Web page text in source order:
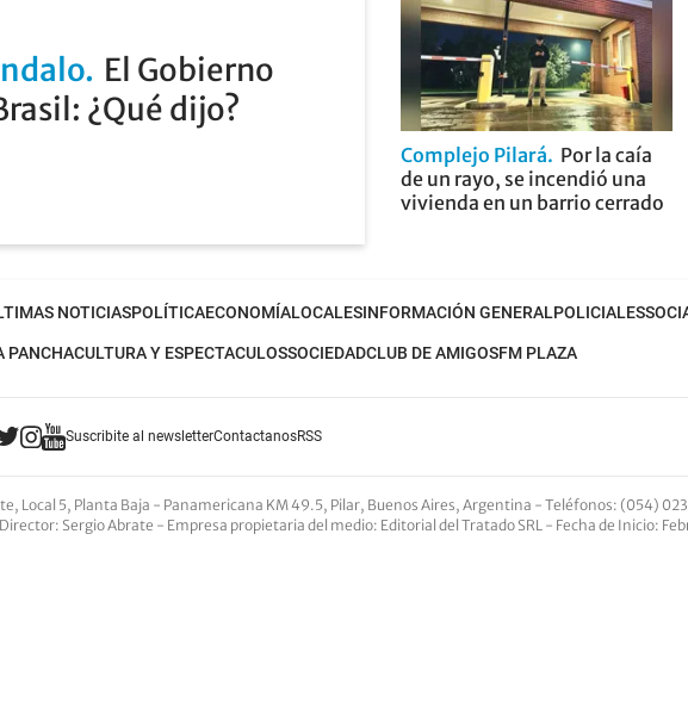
El Gobierno
¿Qué dijo?
Complejo Pilará
Por la caía
de un rayo, se incendió una
vivienda en un barrio cerrado
NOTICIASPOLÍTICAECONOMÍALOCALESINFORMACIÓN GENERALPOLICIALES
PANCHACULTURA Y ESPECTACULOSSOCIEDADCLUB DE AMIGOSFM PLAZA
Suscribite al newsletterContactanosRSS
Local 5, Planta Baja - Panamericana KM 49.5, Pilar, Buenos Aires, Argentina - Teléfonos: (054)
Director: Sergio Abrate - Empresa propietaria del medio: Editorial del Tratado SRL - Fecha de Inicio: